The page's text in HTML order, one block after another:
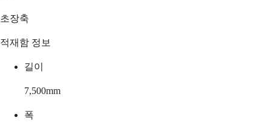
초장축
적재함 정보
길이
7,500mm
폭